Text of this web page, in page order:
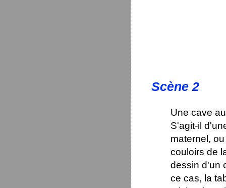
Scène 2
Une cave
S'agit-il
maternel,
couloirs de
dessin d'un
ce cas, la